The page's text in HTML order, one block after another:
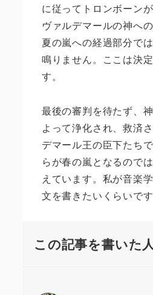
に従ってトロンボーン
ヴァルデマールの神へ
夏の嵐への経過部分で
鳴りません。ここは決
す。
最後の審判を待たず、
よって浄化され、救済
デマール王の臣下たち
らが春の嵐となるので
えています。私が音楽
文を書きたいくらいです
この記事を書いた人